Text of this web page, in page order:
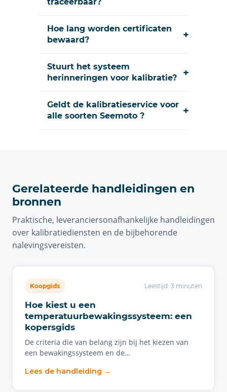
Hoe lang worden certificaten
bewaard?
+
Stuurt het systeem
herinneringen voor kalibratie?
+
Geldt de kalibratieservice voor
alle soorten Seemoto ?
+
Gerelateerde handleidingen en
bronnen
Praktische, leveranciersonafhankelijke handleidingen
over kalibratiediensten en de bijbehorende
nalevingsvereisten.
Koopgids Leestijd: 3 minuten
Hoe kiest u een
temperatuurbewakingssysteem: een
kopersgids
De criteria die van belang zijn bij het kiezen van
een bewakingssysteem en de…
Lees de handleiding →